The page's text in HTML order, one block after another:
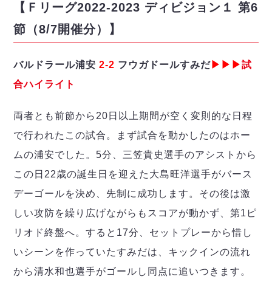
個人ランキング｜シュート成功率
個人ランキング｜第2PK
メットライフ生命Ｆリーグカップ 2026
試合日程・結果
アリーナ情報
チケット情報
過去の記録
ヴォスクオーレ仙台
マルバ水戸FC
Y．S．C．C．横浜
ヴィンセドール白山
デウソン神戸
ポルセイド浜田
ミラクルスマイル新居浜
リーグ統計データ
ハットトリック
担当審判員
選手の通算記録（Ｆ１）
エスポラーダ北海道
バルドラール浦安
フウガドールすみだ
しながわシティ
立川アスレティックFC
ペスカドーラ町田
湘南ベルマーレ
ボアルース長野
名古屋オーシャンズ
DIVISION02
FOLLOW US!
【Ｆリーグ2022-2023 ディビジョン１ 第6
節（8/7開催分）】
バルドラール浦安2-2 フウガドールすみだ ▶▶▶試
合ハイライト
両者とも前節から20日以上期間が空く変則的な日程
で行われたこの試合。まず試合を動かしたのはホー
ムの浦安でした。5分、三笠貴史選手のアシストから
この日22歳の誕生日を迎えた大島旺洋選手がバース
デーゴールを決め、先制に成功します。その後は激
しい攻防を繰り広げながらもスコアが動かず、第1ピ
リオド終盤へ。すると17分、セットプレーから惜し
いシーンを作っていたすみだは、キックインの流れ
から清水和也選手がゴールし同点に追いつきます。